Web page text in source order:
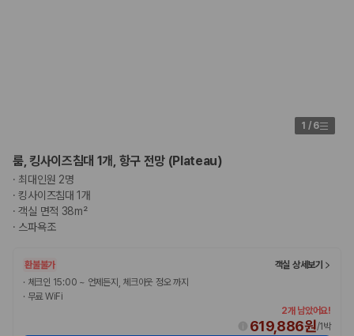
1 / 6
룸, 킹사이즈침대 1개, 항구 전망 (Plateau)
· 최대인원 2명
·킹사이즈침대 1개
·객실 면적 38m²
· 스파욕조
환불불가
객실 상세보기
· 체크인 15:00 ~ 언제든지, 체크아웃 정오 까지
· 무료 WiFi
2개 남았어요!
619,886원/1박